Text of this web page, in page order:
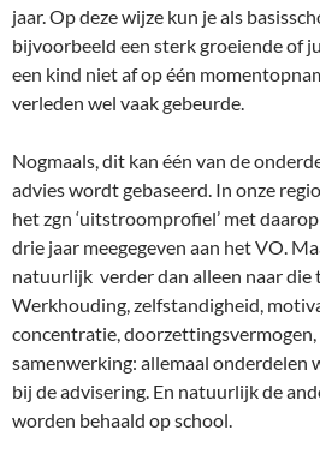
jaar. Op deze wijze kun je als
bijvoorbeeld een sterk groeiende of
een kind niet af op één
verleden wel vaak gebeurde.
Nogmaals, dit kan één van de
advies wordt gebaseerd. In onze
het zgn ‘uitstroomprofiel’ met
drie jaar meegegeven aan het VO.
natuurlijk verder dan alleen naar die
Werkhouding, zelfstandigheid,
concentratie,
samenwerking: allemaal onderdelen
bij de advisering. En natuurlijk de
worden behaald op school.